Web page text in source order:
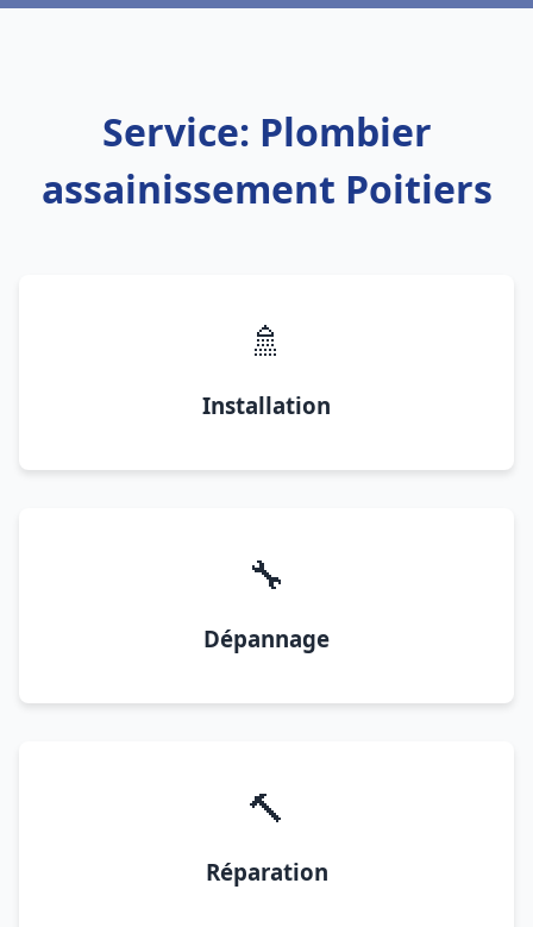
Service: Plombier
assainissement Poitiers
🚿
Installation
🔧
Dépannage
🔨
Réparation